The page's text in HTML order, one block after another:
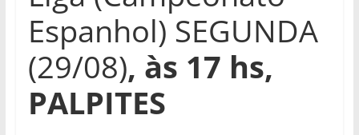
Espanhol) SEGUNDA
(29/08), às 17 hs,
PALPITES